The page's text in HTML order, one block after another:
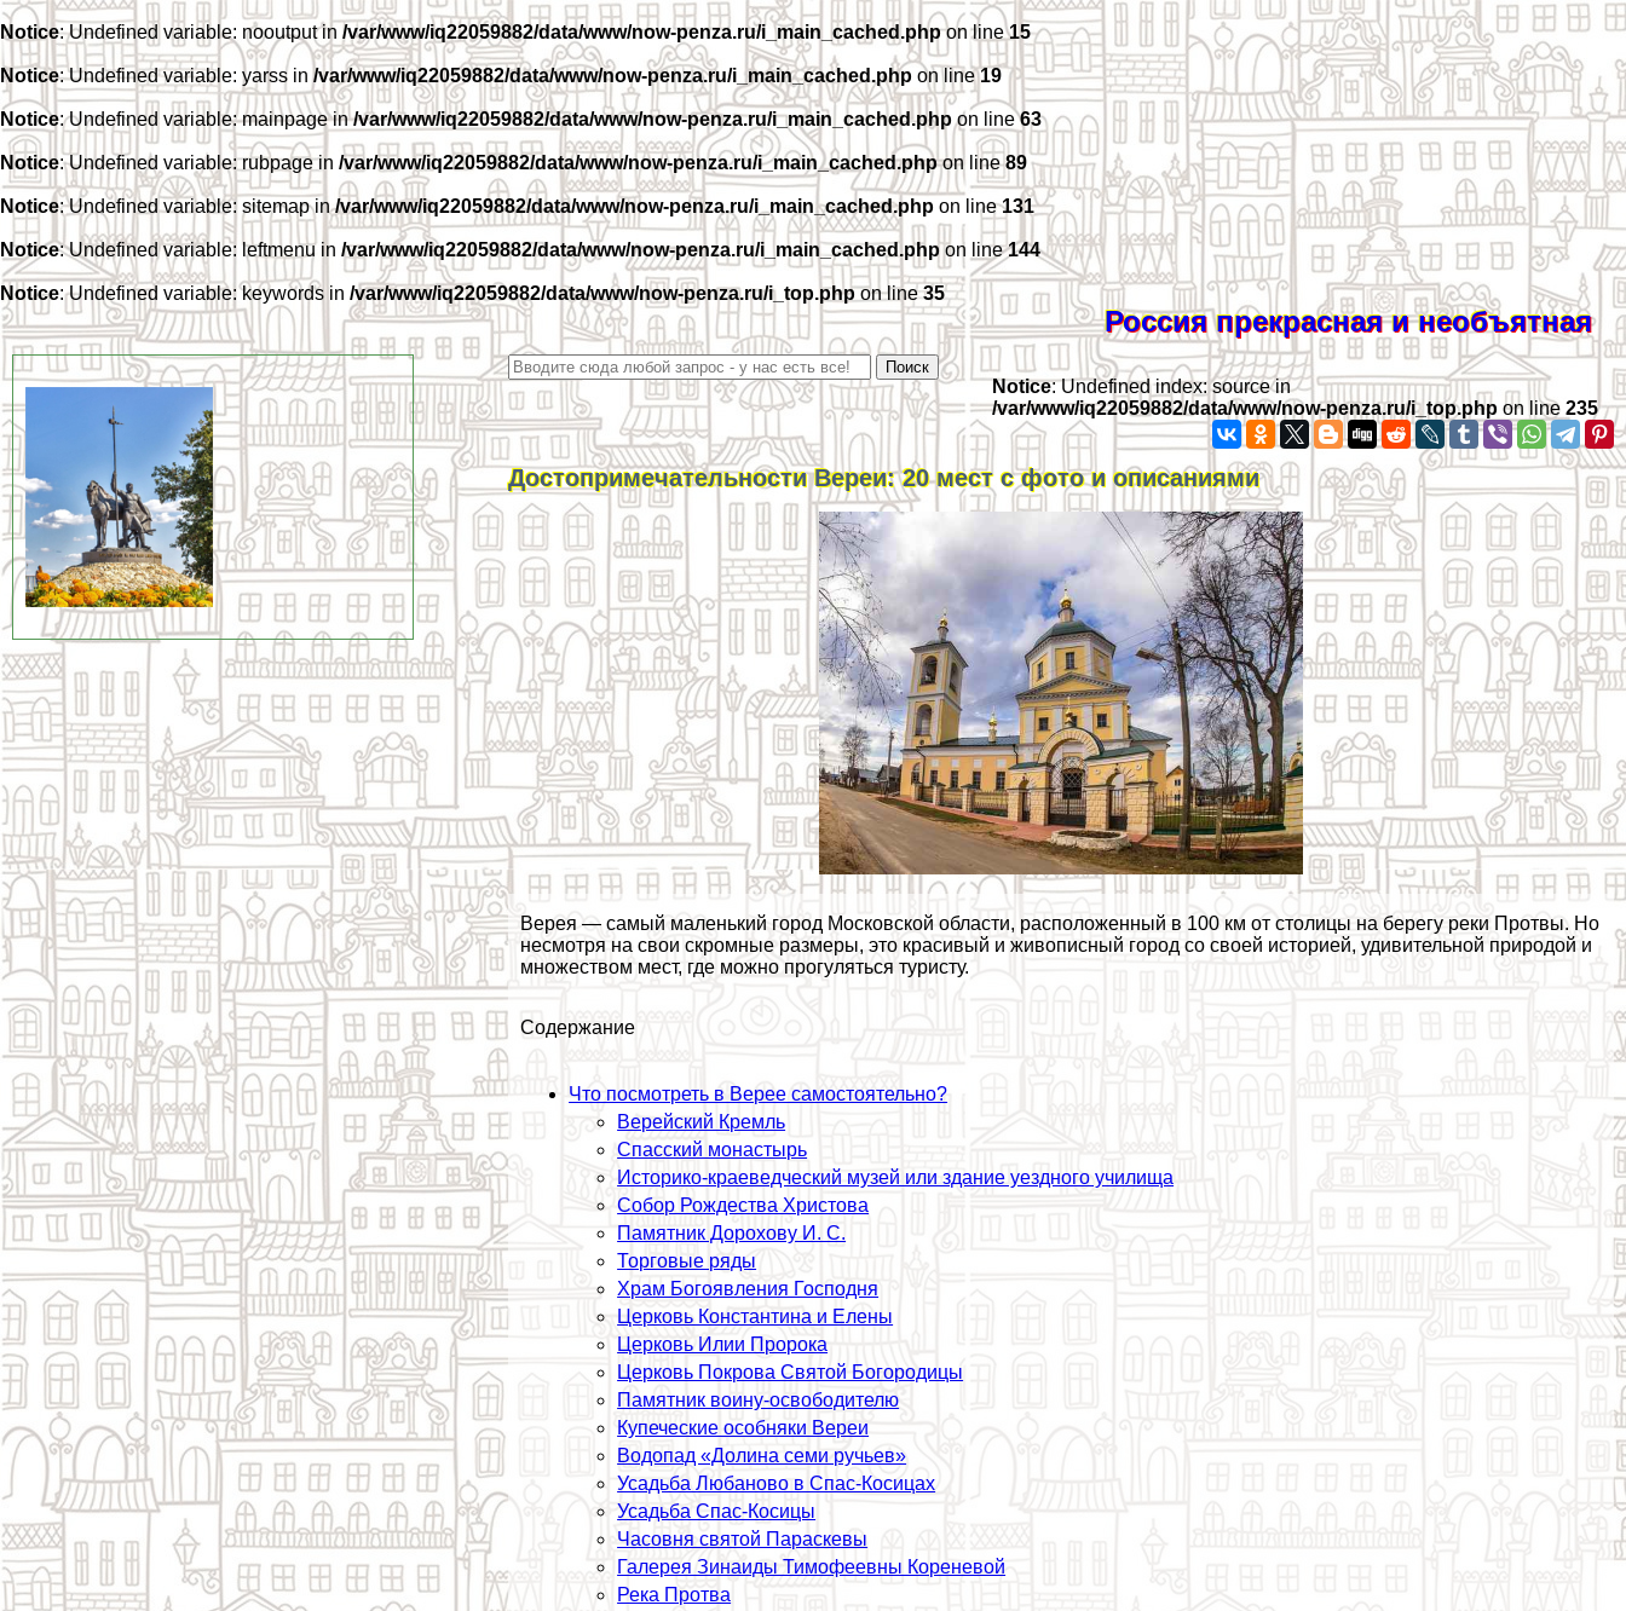
Notice: Undefined variable: nooutput in /var/www/iq22059882/data/www/now-penza.ru/i_main_cached.phpon line15
Notice: Undefined variable: yarss in /var/www/iq22059882/data/www/now-penza.ru/i_main_cached.php on line19
Notice: Undefined variable: mainpage in/var/www/iq22059882/data/www/now-penza.ru/i_main_cached.phpon line63
Notice: Undefined variable: rubpage in /var/www/iq22059882/data/www/now-penza.ru/i_main_cached.phpon line89
Notice: Undefined variable: sitemap in/var/www/iq22059882/data/www/now-penza.ru/i_main_cached.php on line131
Notice: Undefined variable: leftmenu in /var/www/iq22059882/data/www/now-penza.ru/i_main_cached.phpon line144
Notice: Undefined variable: keywords in /var/www/iq22059882/data/www/now-penza.ru/i_top.phpon line35
Россия прекрасная и необъятная
Notice: Undefined index: source in
/var/www/iq22059882/data/www/now-penza.ru/i_top.php on line235
Достопримечательности Вереи: 20 мест с фото и описаниями
Верея — самый маленький город Московской области, расположенный в 100 км от столицы на берегу реки Протвы. Но
несмотря на свои скромные размеры, это красивый и живописный город со своей историей, удивительной природой и
множеством мест, где можно прогуляться туристу.
Содержание
Что посмотреть в Верее самостоятельно?
Верейский Кремль
Спасский монастырь
Историко-краеведческий музей или здание уездного училища
Собор Рождества Христова
Памятник Дорохову И. С.
Торговые ряды
Храм Богоявления Господня
Церковь Константина и Елены
Церковь Илии Пророка
Церковь Покрова Святой Богородицы
Памятник воину-освободителю
Купеческие особняки Вереи
Водопад «Долина семи ручьев»
Усадьба Любаново в Спас-Косицах
Усадьба Спас-Косицы
Часовня святой Параскевы
Галерея Зинаиды Тимофеевны Кореневой
Река Протва